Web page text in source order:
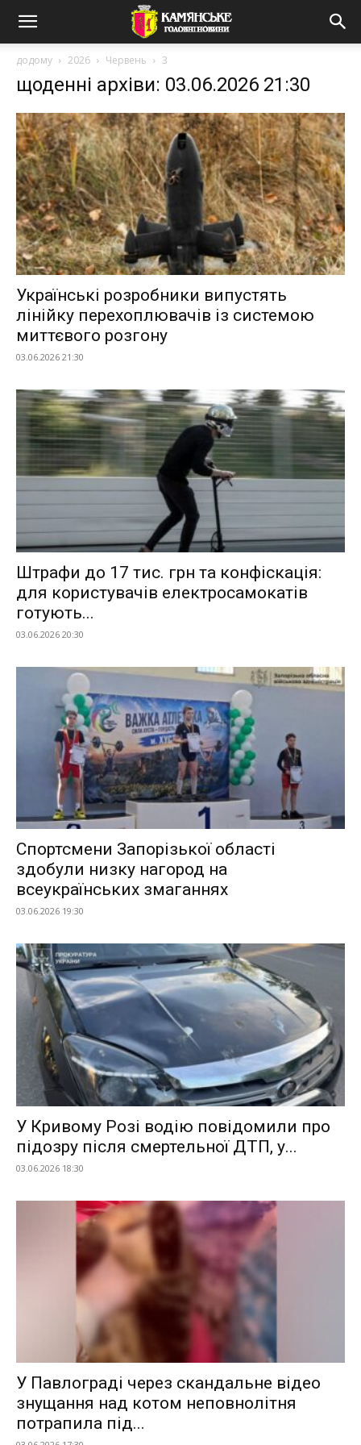
додому 2026 Червень 3
щоденні архіви: 03.06.2026 21:30
Українські розробники випустять
лінійку перехоплювачів із системою
миттєвого розгону
03.06.2026 21:30
Штрафи до 17 тис. грн та конфіскація:
для користувачів електросамокатів
готують...
03.06.2026 20:30
Спортсмени Запорізької області
здобули низку нагород на
всеукраїнських змаганнях
03.06.2026 19:30
У Кривому Розі водію повідомили про
підозру після смертельної ДТП, у...
03.06.2026 18:30
У Павлограді через скандальне відео
знущання над котом неповнолітня
потрапила під...